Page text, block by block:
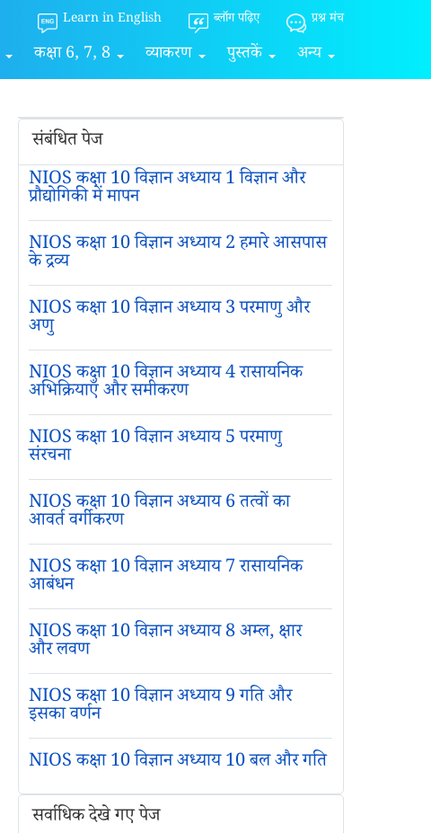
Learn in English ब्लॉग पढ़िए प्रश्न मंच
कक्षा 6, 7, 8 व्याकरण पुस्तकें अन्य
संबंधित पेज
NIOS कक्षा 10 विज्ञान अध्याय 1 विज्ञान और
प्रौद्योगिकी में मापन
NIOS कक्षा 10 विज्ञान अध्याय 2 हमारे आसपास
के द्रव्य
NIOS कक्षा 10 विज्ञान अध्याय 3 परमाणु और
अणु
NIOS कक्षा 10 विज्ञान अध्याय 4 रासायनिक
अभिक्रियाएँ और समीकरण
NIOS कक्षा 10 विज्ञान अध्याय 5 परमाणु
संरचना
NIOS कक्षा 10 विज्ञान अध्याय 6 तत्वों का
आवर्त वर्गीकरण
NIOS कक्षा 10 विज्ञान अध्याय 7 रासायनिक
आबंधन
NIOS कक्षा 10 विज्ञान अध्याय 8 अम्ल, क्षार
और लवण
NIOS कक्षा 10 विज्ञान अध्याय 9 गति और
इसका वर्णन
NIOS कक्षा 10 विज्ञान अध्याय 10 बल और गति
सर्वाधिक देखे गए पेज